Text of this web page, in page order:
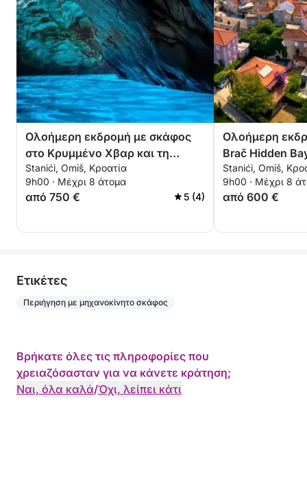
Ολοήμερη εκδρομή με σκάφος
στο Κρυμμένο Χβαρ και τη
Γαλάζια Σπηλιά
Stanići, Omiš, Κροατία
9h00 · Μέχρι 8 άτομα
από 750 € 5 (4)
Ολοήμερη
Brač Hidden
Stanići, Omiš,
9h00 · Μέχρι 8
από 600 €
Eτικέτες
Περιήγηση με μηχανοκίνητο σκάφος
Βρήκατε όλες τις πληροφορίες που
χρειαζόσασταν για να κάνετε κράτηση;
Ναι, όλα καλά/Όχι, λείπει κάτι